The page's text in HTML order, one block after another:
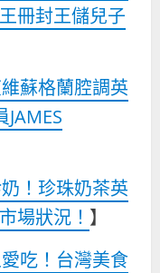
冊封王儲兒子
蘇格蘭腔調英
！珍珠奶茶英
場狀況！ 】
吃！台灣美食